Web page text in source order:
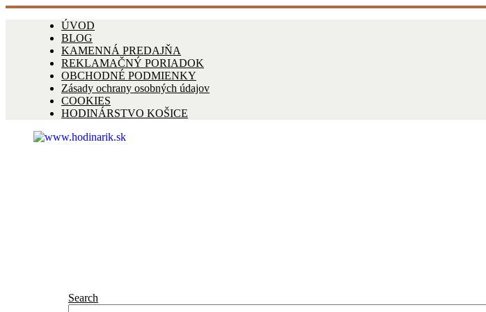
ÚVOD
BLOG
KAMENNÁ PREDAJŇA
REKLAMAČNÝ PORIADOK
OBCHODNÉ PODMIENKY
Zásady ochrany osobných údajov
COOKIES
HODINÁRSTVO KOŠICE
Search